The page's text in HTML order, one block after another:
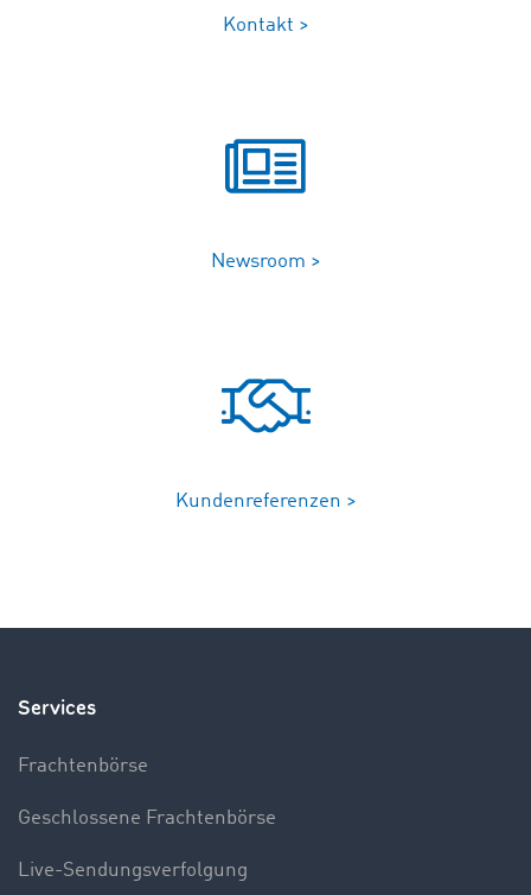
Kontakt >
Newsroom >
Kundenreferenzen >
Services
Frachtenbörse
Geschlossene Frachtenbörse
Live-Sendungsverfolgung